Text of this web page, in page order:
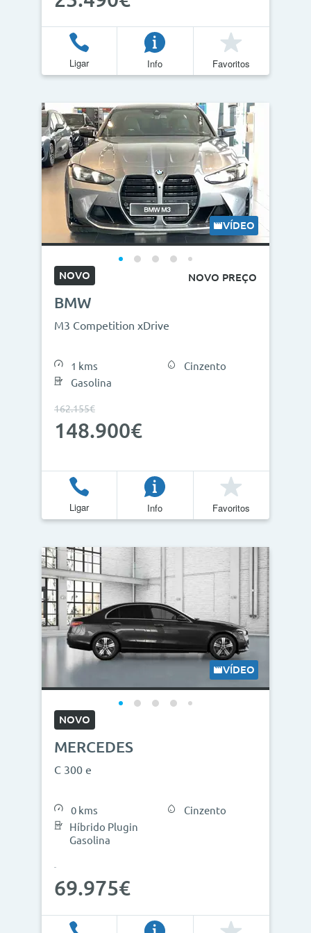
Ligar Info Favoritos
VÍDEO
NOVO NOVO PREÇO
BMW
M3 Competition xDrive
1 kms
Gasolina
Cinzento
162.155€
148.900€
Ligar Info Favoritos
VÍDEO
NOVO
MERCEDES
C 300 e
0 kms
Híbrido Plugin
Gasolina
Cinzento
69.975€